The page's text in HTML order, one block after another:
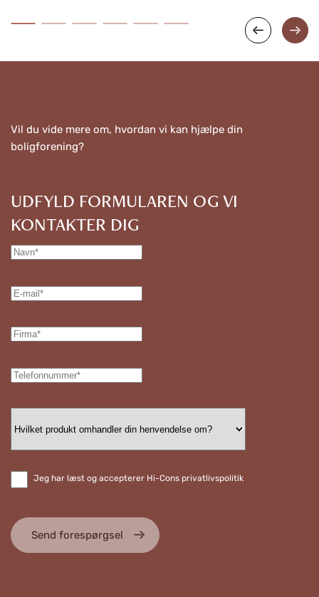
Vil du vide mere om, hvordan vi kan hjælpe din
boligforening?
UDFYLD FORMULAREN OG VI
KONTAKTER DIG
Jeg har læst og accepterer Hi-Cons privatlivspolitik
Send forespørgsel